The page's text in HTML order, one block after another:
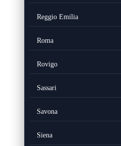
Reggio Emilia
Roma
Rovigo
Sassari
Savona
Siena